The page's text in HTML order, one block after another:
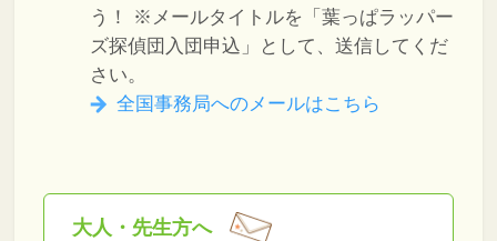
う！
※メールタイトルを「葉っぱラッパー
ズ探偵団入団申込」として、送信してくだ
さい。
全国事務局へのメールはこちら
大人・先生方へ